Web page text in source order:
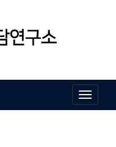
Toggle